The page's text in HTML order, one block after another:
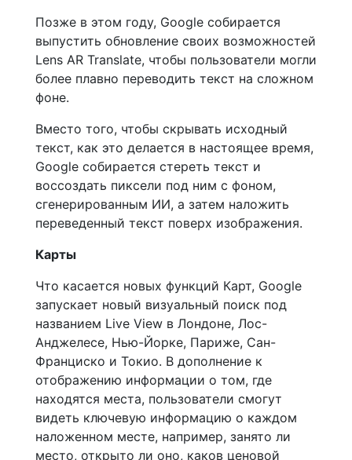
Позже в этом году, Google собирается
выпустить обновление своих возможностей
Lens AR Translate, чтобы пользователи могли
более плавно переводить текст на сложном
фоне.
Вместо того, чтобы скрывать исходный
текст, как это делается в настоящее время,
Google собирается стереть текст и
воссоздать пиксели под ним с фоном,
сгенерированным ИИ, а затем наложить
переведенный текст поверх изображения.
Карты
Что касается новых функций Карт, Google
запускает новый визуальный поиск под
названием Live View в Лондоне, Лос-
Анджелесе, Нью-Йорке, Париже, Сан-
Франциско и Токио. В дополнение к
отображению информации о том, где
находятся места, пользователи смогут
видеть ключевую информацию о каждом
наложенном месте, например, занято ли
место, открыто ли оно, каков ценовой